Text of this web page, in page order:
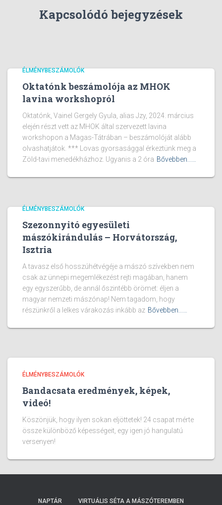
Kapcsolódó bejegyzések
ÉLMÉNYBESZÁMOLÓK
Oktatónk beszámolója az MHOK
lavina workshopról
Oktatónk, Vainel Gergely Gyula, alias Jzy, 2024. március
elején részt vett az MHOK által szervezett lavina
workshopon a Magas-Tátrában – beszámolóját alább
olvashatjátok. *** Lovas gyorsasággal érkeztünk meg a
Zöld-tavi menedékházhoz. Ugyanis a 2 óra Bővebben...…
ÉLMÉNYBESZÁMOLÓK
Szezonnyitó egyesületi
mászókirándulás – Horvátország,
Isztria
A tavasz első hosszúhétvégéje a mászó szívekben nem
csak az ünnepi megemlékezést rejti magában, hanem
egy egyszerűbb, de annál őszintébb örömet: éljen a
magyar nemzeti mászónap! Nem tagadom, hogy
részünkről a lelkes várakozás inkább az Bővebben...…
ÉLMÉNYBESZÁMOLÓK
Bandacsata eredmények, képek,
videó!
Köszönjük, hogy ilyen sokan eljöttetek! 24 csapat mérte
össze különböző képességeit, egy igen jó hangulatú
versenyen!
NAPTÁR VIRTUÁLIS SÉTA A MÁSZÓTEREMBEN